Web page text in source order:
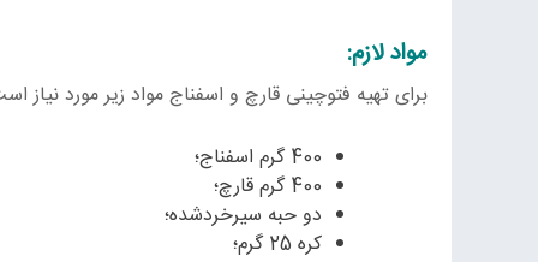
مواد لازم:
برای تهیه فتوچینی قارچ و اسفناج مواد زیر مورد نیاز
400 گرم اسفناج؛
400 گرم قارچ؛
دو حبه سیرخردشده؛
کره 25 گرم؛